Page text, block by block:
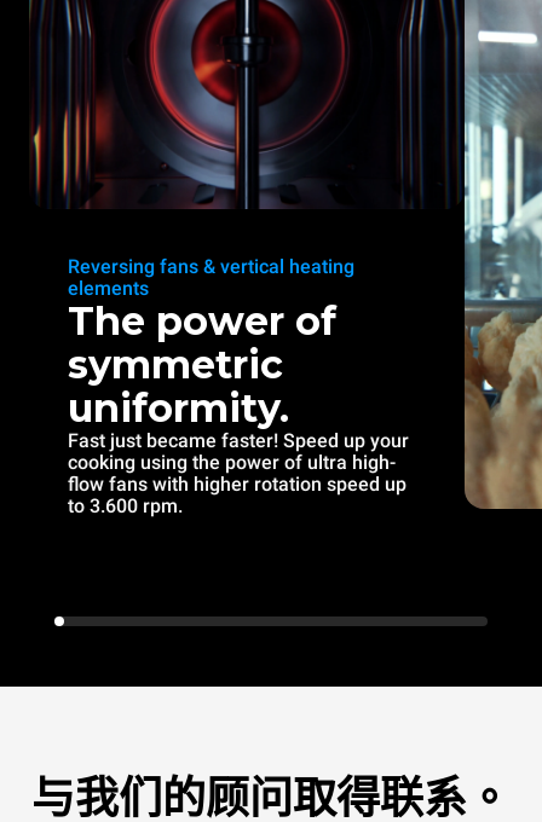
Reversing fans & vertical heating
elements
The power of
symmetric
uniformity.
Fast just became faster! Speed up your
cooking using the power of ultra high-
flow fans with higher rotation speed up
to 3.600 rpm.
与我们的顾问取得联系。